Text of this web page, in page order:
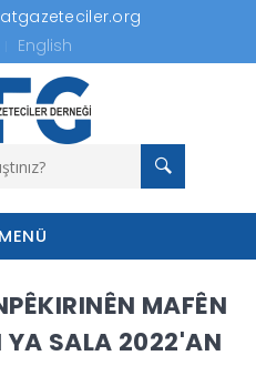
English
MENÜ
MAFÊN
YA SALA 2022'AN